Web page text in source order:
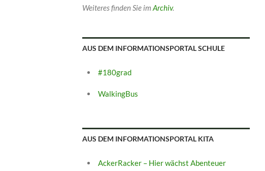
Weiteres finden Sie im Archiv.
AUS DEM INFORMATIONSPORTAL SCHULE
#180grad
WalkingBus
AUS DEM INFORMATIONSPORTAL KITA
AckerRacker – Hier wächst Abenteuer